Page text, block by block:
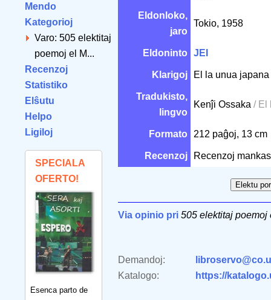
Mendo
Kategorioj
Varo: 505 elektitaj
poemoj el M...
Recenzoj
Statistiko
Elŝutu
Helpo
Ligiloj
SPECIALA
OFERTO!
Esenca parto de
Eldonloko,
jaro
Tokio, 1958
Eldoninto JEI
Klarigoj El la unua
Tradukisto,
lingvo
Kenĵi Ossaka / El
Formato 212 paĝoj, 13 cm
Recenzoj Recenzoj
Via opinio pri 505 elektitaj poemoj
Demandoj:
Katalogo:
https://